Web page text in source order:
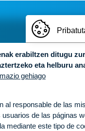
bere esku.
ORRI-
Dónde
TESTU-
Canal
erabiltzen ditugu
eta helburu
gehiago
al responsable de las
de las páginas
mediante este tipo de